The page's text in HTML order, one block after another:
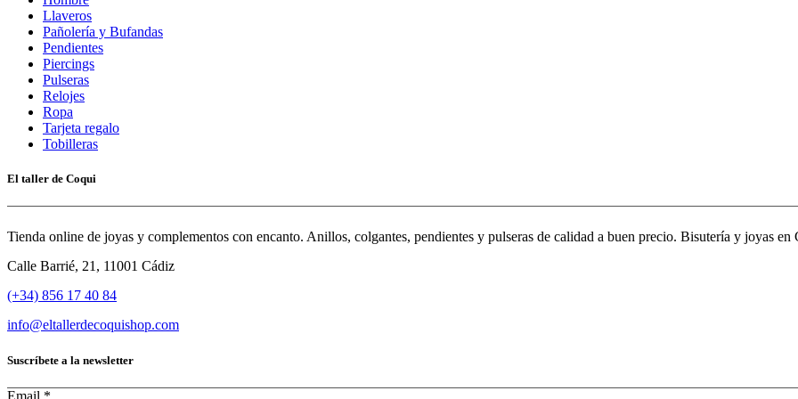
Llaveros
Pañolería y Bufandas
Pendientes
Piercings
Pulseras
Relojes
Ropa
Tarjeta regalo
Tobilleras
El taller de Coqui
Tienda online de joyas y complementos con encanto. Anillos, colgantes, pendientes y pulseras de calidad a buen precio. Bisutería y joyas en
Calle Barrié, 21, 11001 Cádiz
(+34) 856 17 40 84
info@eltallerdecoquishop.com
Suscríbete a la newsletter
Email *